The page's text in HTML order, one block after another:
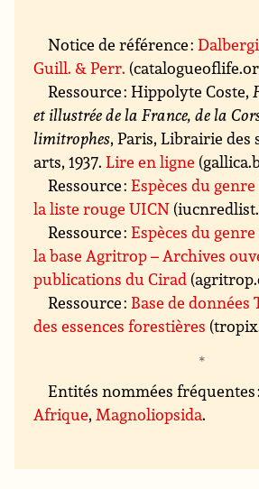
Notice de référence :
Guill. & Perr.
Ressource : Hippolyte Coste,
et illustrée de la France, de la
limitrophes, Paris, Librairie des
arts, 1937.Lire en ligne
Ressource :Espèces du
la liste rouge UICN
Ressource :Espèces du
la base Agritrop – Archives
publications du Cirad
Ressource : Base de
des essences forestières
Entités nommées
Afrique,Magnoliopsida.